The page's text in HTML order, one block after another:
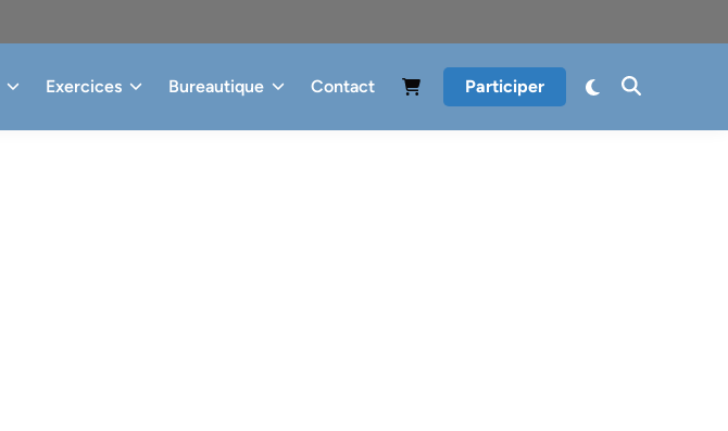
Exercices Bureautique Contact Participer